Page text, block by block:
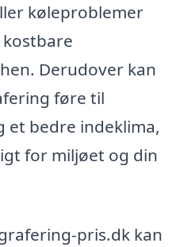
køleproblemer
Derudover kan
føre til
et bedre indeklima,
for miljøet og din
pris.dk kan